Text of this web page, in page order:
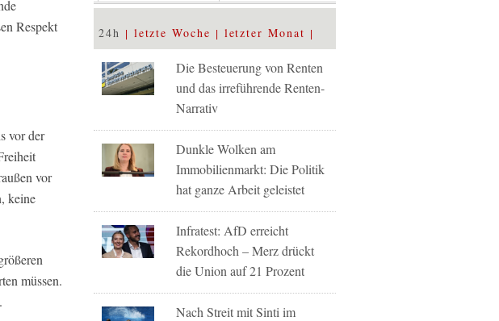
Respekt
vor der
vor
keine
müssen.
24h letzte Woche letzter Monat
Die Besteuerung von Renten
und das irreführende Renten-
Narrativ
Dunkle Wolken am
Immobilienmarkt: Die Politik
hat ganze Arbeit geleistet
Infratest: AfD erreicht
Rekordhoch – Merz drückt
die Union auf 21 Prozent
Nach Streit mit Sinti im